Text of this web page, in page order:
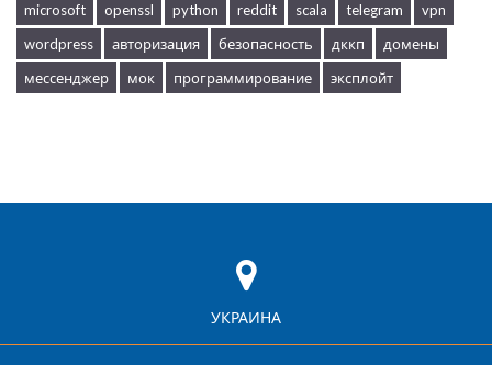
microsoft
openssl python reddit scala telegram
vpn
wordpress
авторизация безопасность дккп
домены
мессенджер
мок программирование эксплойт
УКРАИНА